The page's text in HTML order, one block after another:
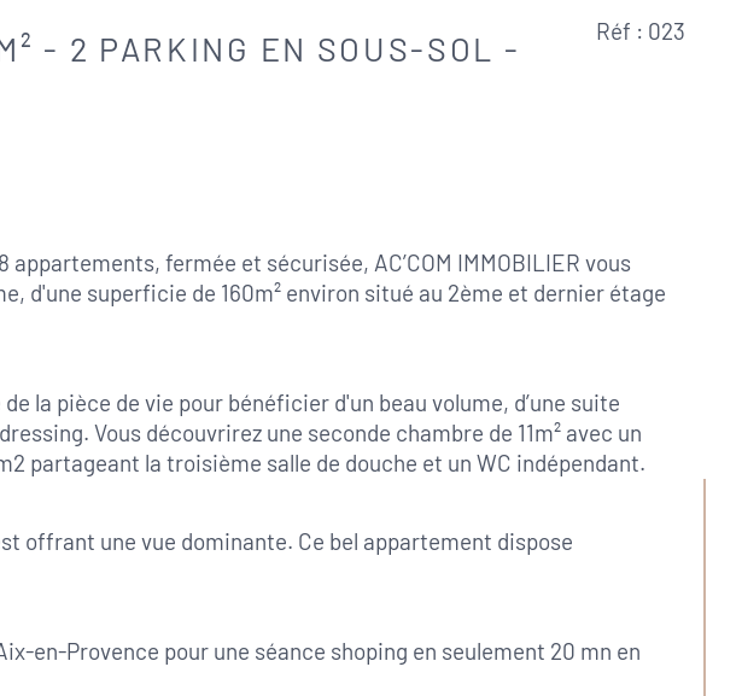
- 2 PARKING EN SOUS-SOL -
Réf : 023
fermée et sécurisée, AC’COM IMMOBILIER vous
d'une superficie de 160m² environ situé au 2ème et dernier étage
la pièce de vie pour bénéficier d'un beau volume, d’une suite
Vous découvrirez une seconde chambre de 11m² avec un
partageant la troisième salle de douche et un WC indépendant.
offrant une vue dominante. Ce bel appartement dispose
en-Provence pour une séance shoping en seulement 20 mn en